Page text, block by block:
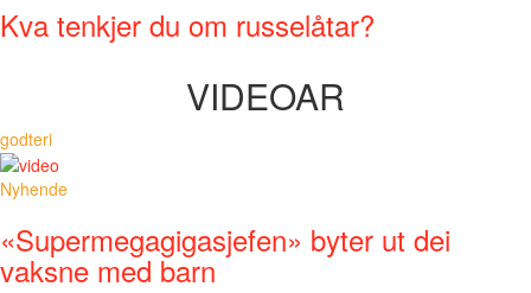
Kva tenkjer du om russelåtar?
VIDEOAR
godteri
Nyhende
«Supermegagigasjefen» byter ut dei
vaksne med barn